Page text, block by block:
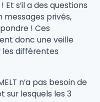
s’il a des questions
messages privés,
! Ces
donc une veille
les différentes
n’a pas besoin de
sur lesquels les 3